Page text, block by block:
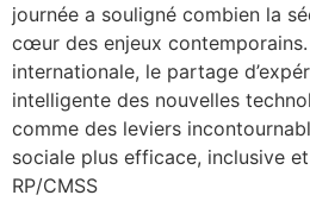
journée a souligné combien la
cœur des enjeux
internationale, le partage
intelligente des nouvelles
comme des leviers
sociale plus efficace, inclusive
RP/CMSS